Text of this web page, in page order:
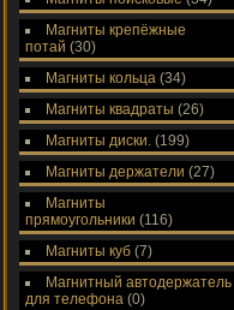
Магниты крепёжные
потай (30)
Магниты кольца (34)
Магниты квадраты (26)
Магниты диски. (199)
Магниты держатели (27)
Магниты
прямоугольники (116)
Магниты куб (7)
Магнитный автодержатель
для телефона (0)